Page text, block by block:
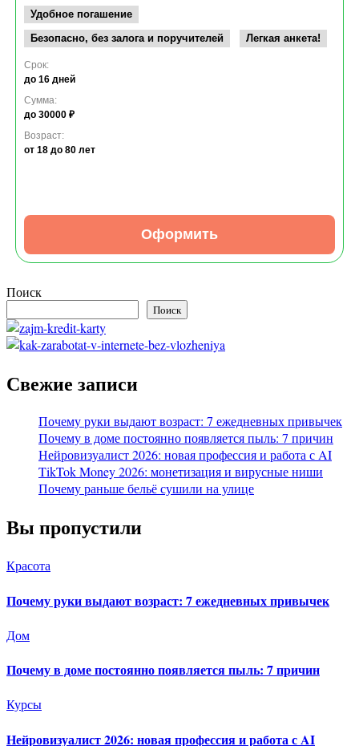
Удобное погашение
Безопасно, без залога и поручителей
Легкая анкета!
Срок:
до 16 дней
Сумма:
до 30000 ₽
Возраст:
от 18 до 80 лет
Оформить
Поиск
Поиск
Свежие записи
Почему руки выдают возраст: 7 ежедневных привычек
Почему в доме постоянно появляется пыль: 7 причин
Нейровизуалист 2026: новая профессия и работа с AI
TikTok Money 2026: монетизация и вирусные ниши
Почему раньше бельё сушили на улице
Вы пропустили
Красота
Почему руки выдают возраст: 7 ежедневных привычек
Дом
Почему в доме постоянно появляется пыль: 7 причин
Курсы
Нейровизуалист 2026: новая профессия и работа с AI